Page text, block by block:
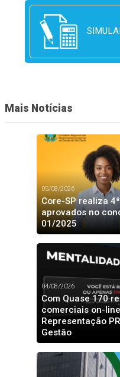
Mais Notícias
05/08/2026
Core-SP realiza
aprovados no
01/2025
04/08/2026
Com Quase 170
comerciais on-
Representação
Gestão